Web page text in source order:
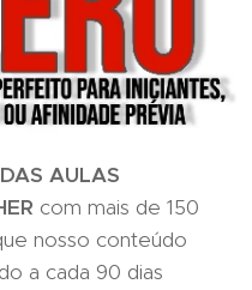
AULAS
com mais de 150
nosso conteúdo
a cada 90 dias